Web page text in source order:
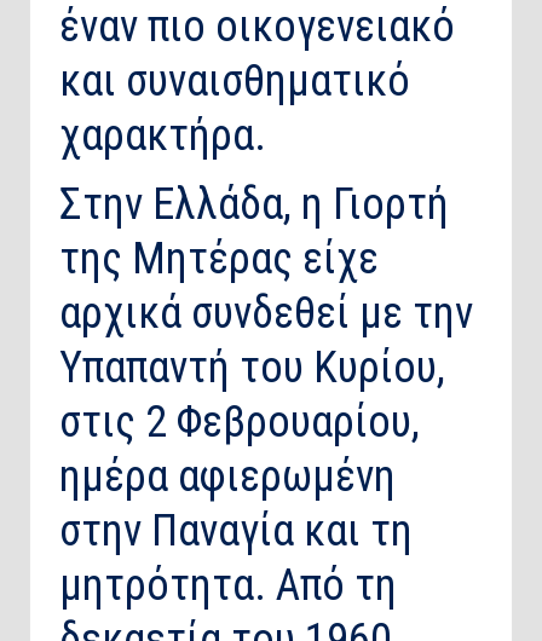
έναν πιο οικογενειακό
και συναισθηματικό
χαρακτήρα.
Στην Ελλάδα, η Γιορτή
της Μητέρας είχε
αρχικά συνδεθεί με την
Υπαπαντή του Κυρίου,
στις 2 Φεβρουαρίου,
ημέρα αφιερωμένη
στην Παναγία και τη
μητρότητα. Από τη